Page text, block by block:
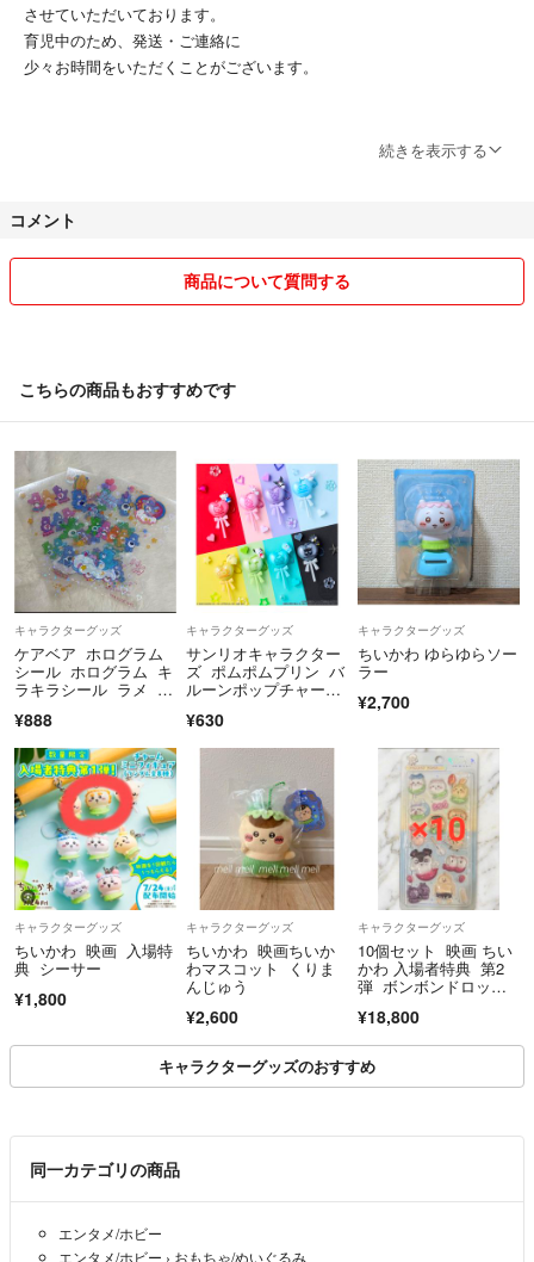
させていただいております。
育児中のため、発送・ご連絡に
少々お時間をいただくことがございます。
価格設定をお安くしておりますので、送料の都合等で簡易包装(箱で発
ともご承知おきくださいませ。
返品・交換はお受けしておりませんので、ご不明な点等は必ずご購入前
トラブルの元になりますので、
先に購入いただいた方を優先させていただきます。
予告なしに商品ページを削除することもございます。ご了承くださいま
せ。
続きを表示する
コメント
商品について質問する
こちらの商品もおすすめです
キャラクターグッズ
ケアベア ホログラム
シール ホログラム キ
ラキラシール ラメ シ
¥888
キャラクターグッズ
サンリオキャラクター
ズ ポムポムプリン バ
ルーンポップチャー
¥630
キャラクターグッズ
ちいかわ ゆらゆらソー
ラー
¥2,700
キャラクターグッズ
ちいかわ 映画 入場特
典 シーサー
¥1,800
キャラクターグッズ
ちいかわ 映画ちいか
わマスコット くりま
んじゅう
¥2,600
キャラクターグッズ
10個セット 映画 ちい
かわ 入場者特典 第2
弾 ボンボンドロップ
場者プレゼント 人魚
¥18,800
キャラクターグッズのおすすめ
同一カテゴリの商品
エンタメ/ホビー
エンタメ/ホビー › おもちゃ/ぬいぐるみ